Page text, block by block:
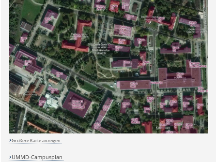
Größere Karte anzeigen
UMMD-Campusplan